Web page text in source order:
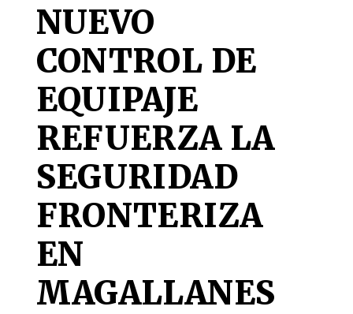
NUEVO
CONTROL DE
EQUIPAJE
REFUERZA LA
SEGURIDAD
FRONTERIZA
EN
MAGALLANES